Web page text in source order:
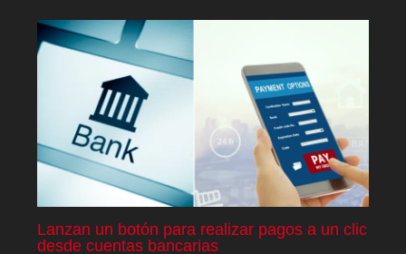
Lanzan un botón para realizar pagos a un clic
desde cuentas bancarias